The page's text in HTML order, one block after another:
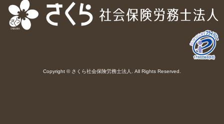
Copyright © さくら社会保険労務士法人. All Rights Reserved.